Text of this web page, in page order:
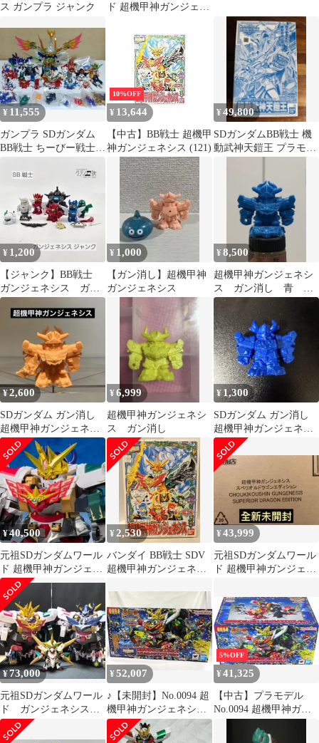
ス ガンプラ ジャンク
ド 超機甲神ガンジェネ
¥ 11,555
ガンプラ SDガンダム
BB戦士 ちーびー戦士
ジャンク パーツ 大量
セット
10%OFF
¥ 13,644
【中古】BB戦士 超機甲
神ガンジェネシス (121)
¥49,800
SDガンダムBB戦士 機
動武神天鎧王 プラモデ
¥ 1,200
【ジャンク】BB戦士
ガンジェネシス ガン
プラ
¥ 1,000
【ガン消し】超機甲神
ガンジェネシス
¥8,500
超機甲神ガンジェネシ
ス ガン消し 青 パ
ーツ揃い
¥2,600
SDガンダム ガン消し
超機甲神ガンジェネシ
ス 108 膝1つ欠品
¥6,999
超機甲神ガンジェネシ
ス ガン消し
¥1,300
SDガンダム ガン消し
超機甲神ガンジェネシ
ス 138
¥40,500
元祖SDガンダムワール
ド 超機甲神ガンジェネ
シス スペリオルドラゴ
ンエディション
¥ 2,530
バンダイ BB戦士 SDV
超機甲神ガンジェネシ
¥43,999
元祖SDガンダムワール
ド 超機甲神ガンジェネ
ンエディション
¥73,000
元祖SDガンダムワール
ド ガンジェネシスガ
ンジェノサイダーアル
テイヤー セット
¥52,007
♪【未開封】No.0094 超
機甲神ガンジェネシス
スペリオルドラゴンエ
ディション 元祖SDガン
5%OFF
¥41,325
【中古】プラモデル
No.0094 超機甲神ガン
ドラゴンエディション